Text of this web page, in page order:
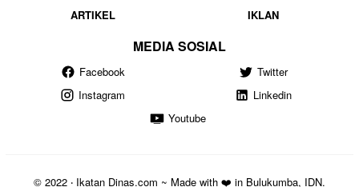
ARTIKEL
IKLAN
MEDIA SOSIAL
Facebook
Twitter
Instagram
Linkedin
Youtube
© 2022 ‧ Ikatan Dinas.com ~ Made with ❤️ in Bulukumba, IDN.